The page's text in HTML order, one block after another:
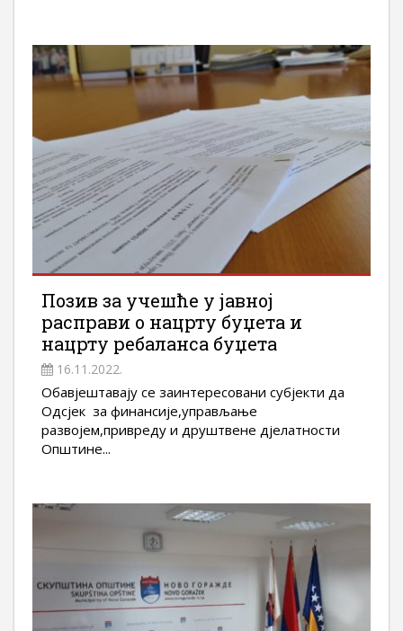
Позив за учешће у јавној
расправи о нацрту буџета и
нацрту ребаланса буџета
16.11.2022.
Обавјештавају се заинтересовани субјекти да
Одсјек за финансије,управљање
развојем,привреду и друштвене дјелатности
Општине...